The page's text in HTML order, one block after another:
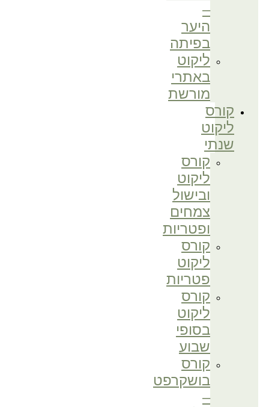
–
היער
בפיתה
ליקוט
באתרי
מורשת
קורס
ליקוט
שנתי
קורס
ליקוט
ובישול
צמחים
ופטריות
קורס
ליקוט
פטריות
קורס
ליקוט
בסופי
שבוע
קורס
בושקרפט
–